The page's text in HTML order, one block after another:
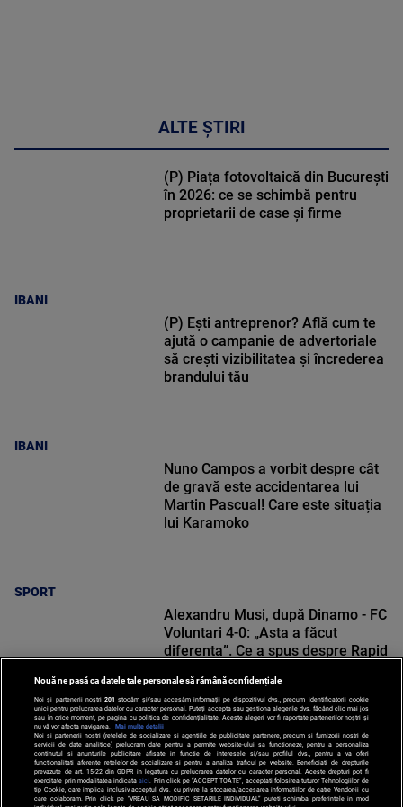
ALTE ȘTIRI
IBANI
(P) Piața fotovoltaică din București
în 2026: ce se schimbă pentru
proprietarii de case și firme
IBANI
(P) Ești antreprenor? Află cum te
ajută o campanie de advertoriale
să crești vizibilitatea și încrederea
brandului tău
SPORT
Nuno Campos a vorbit despre cât
de gravă este accidentarea lui
Martin Pascual! Care este situația
lui Karamoko
SPORT
Alexandru Musi, după Dinamo - FC
Voluntari 4-0: „Asta a făcut
diferența”. Ce a spus despre Rapid
Nouă ne pasă ca datele tale personale să rămână confidențiale
Noi și partenerii noștri 201 stocăm și/sau accesăm informații pe dispozitivul dvs., precum identificatorii cookie
unici pentru prelucrarea datelor cu caracter personal. Puteți accepta sau gestiona alegerile dvs. făcând clic mai jos
sau în orice moment, pe pagina cu politica de confidențialitate. Aceste alegeri vor fi raportate partenerilor noștri și
nu vă vor afecta navigarea.
Mai multe detalii
Noi si partenerii nostri (retelele de socializare si agentiile de publicitate partenere, precum si furnizorii nostri de
servicii de date analitice) prelucram date pentru a permite website-ului sa functioneze, pentru a personaliza
continutul si anunturile publicitare afisate in functie de interesele si/sau profilul dvs., pentru a va oferi
functionalitati aferente retelelor de socializare si pentru a analiza traficul pe website. Beneficiati de drepturile
prevazute de art. 15-22 din GDPR in legatura cu prelucrarea datelor cu caracter personal. Aceste drepturi pot fi
exercitate prin modalitatea indicataaici . Prin click pe “ACCEPT TOATE”, acceptati folosirea tuturor Tehnologiilor de
tip Cookie, care implica inclusiv acceptul dvs. cu privire la stocarea/accesarea informatiilor de catre Vendor-ii cu
care colaboram. Prin click pe “VREAU SA MODIFIC SETARILE INDIVIDUAL” puteti schimba preferintele in mod